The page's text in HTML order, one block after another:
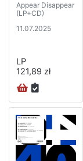
Appear Disappear
(LP+CD)
11.07.2025
LP
121,89 zł